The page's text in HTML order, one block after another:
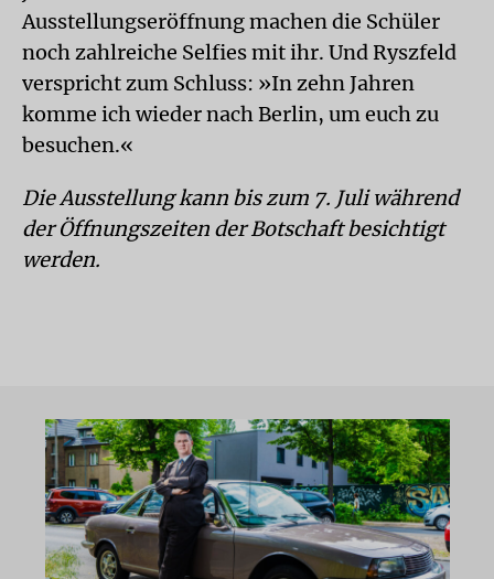
Ausstellungseröffnung machen die Schüler
noch zahlreiche Selfies mit ihr. Und Ryszfeld
verspricht zum Schluss: »In zehn Jahren
komme ich wieder nach Berlin, um euch zu
besuchen.«
Die Ausstellung kann bis zum 7. Juli während
der Öffnungszeiten der Botschaft besichtigt
werden.